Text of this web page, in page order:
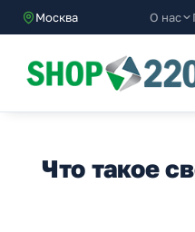
Москва О нас
Что такое